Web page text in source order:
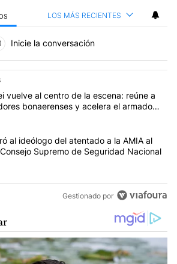
LOS MÁS RECIENTES
Inicie la conversación
artículos con más comentarios en los
con el título "Karina Milei vuelve al
vuelve al centro de la escena: reúne a
bonaerenses y acelera el armado
con el título "Irán nombró al ideólogo
al ideólogo del atentado a la AMIA al
Supremo de Seguridad Nacional
Gestionado por